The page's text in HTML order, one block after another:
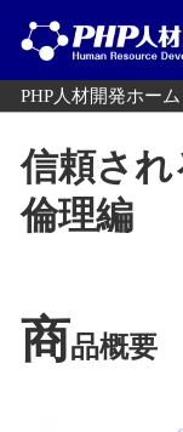
PHP人材開発ホーム
信頼さ
倫理編
商品概要